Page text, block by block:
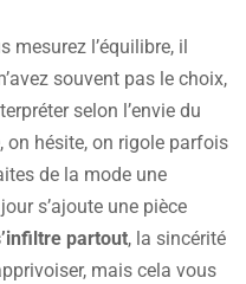
mesurez l’équilibre, il
souvent pas le choix,
selon l’envie du
on hésite, on rigole parfois
de la mode une
s’ajoute une pièce
partout, la sincérité
mais cela vous